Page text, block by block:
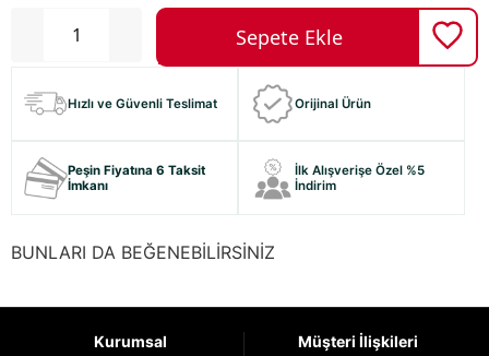
Hızlı ve Güvenli Teslimat Orijinal Ürün
Peşin Fiyatına 6 Taksit
İmkanı
İlk Alışverişe Özel %5
İndirim
BUNLARI DA BEĞENEBİLİRSİNİZ
Kurumsal Müşteri İlişkileri